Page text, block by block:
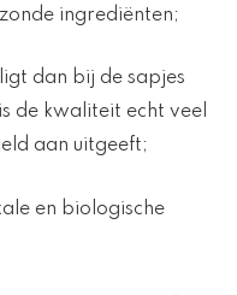
ingrediënten;
dan bij de sapjes
de kwaliteit echt veel
aan uitgeeft;
en biologische